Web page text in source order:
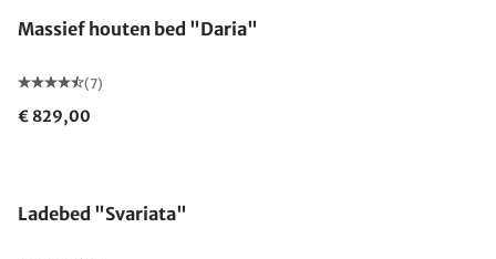
Massief houten bed "Daria"
(7)
€ 829,00
Ladebed "Svariata"